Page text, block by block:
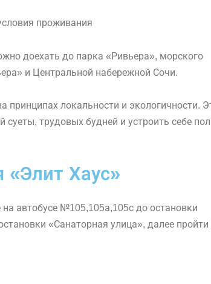
доехать до парка «Ривьера», морского
и Центральной набережной Сочи.
принципах локальности и экологичности.
суеты, трудовых будней и устроить себе
«Элит Хаус»
на автобусе №105,105а,105с до остановки
«Санаторная улица», далее пройти